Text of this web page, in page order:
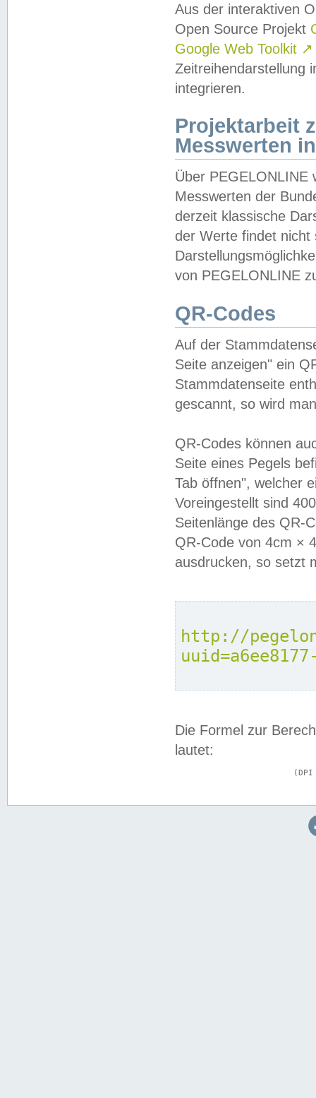
Aus der interaktiven
Open Source Projekt
Google Web Toolkit ↗
Zeitreihendarstellung
integrieren.
Projektarbeit
Messwerten
Über PEGELONLINE
Messwerten der
derzeit klassische
der Werte findet
von PEGELONLINE
QR-Codes
Auf der
Seite anzeigen" ein
Stammdatenseite
gescannt, so wird
QR-Codes können
Seite eines Pegels
Tab öffnen", welcher
Voreingestellt sind
Seitenlänge des QR-
QR-Code von 4cm ×
ausdrucken, so setzt
http://
Die Formel zur
lautet: